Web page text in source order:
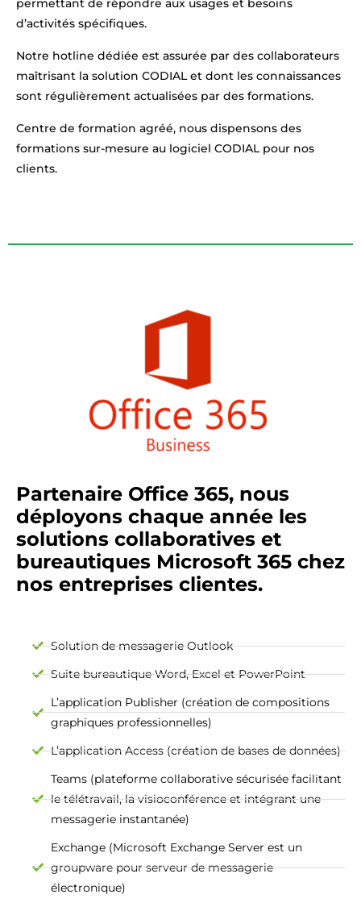
permettant de répondre aux usages et besoins
d’activités spécifiques.
Notre hotline dédiée est assurée par des collaborateurs
maîtrisant la solution CODIAL et dont les connaissances
sont régulièrement actualisées par des formations.
Centre de formation agréé, nous dispensons des
formations sur-mesure au logiciel CODIAL pour nos
clients.
Partenaire Office 365, nous
déployons chaque année les
solutions collaboratives et
bureautiques Microsoft 365 chez
nos entreprises clientes.
Solution de messagerie Outlook
Suite bureautique Word, Excel et PowerPoint
L’application Publisher (création de compositions
graphiques professionnelles)
L’application Access (création de bases de données)
Teams (plateforme collaborative sécurisée facilitant
le télétravail, la visioconférence et intégrant une
messagerie instantanée)
Exchange (Microsoft Exchange Server est un
groupware pour serveur de messagerie
électronique)